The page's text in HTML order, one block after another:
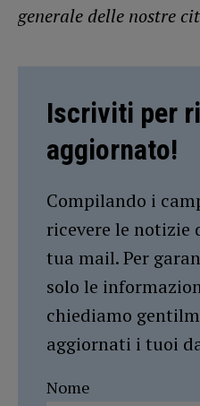
generale delle nostre
Iscriviti per
aggiornato!
Compilando i
ricevere le
tua mail. Per
solo le
chiediamo
aggiornati i tuoi
Nome